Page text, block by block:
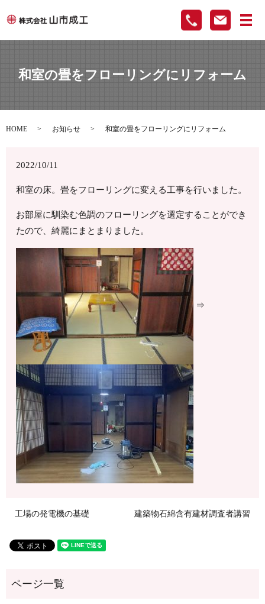
メ
和室の畳をフローリングにリフォーム
HOME お知らせ 和室の畳をフローリングにリフォーム
2022/10/11
和室の床。畳をフローリングに変える工事を行いました。
お部屋に馴染む色調のフローリングを選定することができ
たので、綺麗にまとまりました。
⇒
工場の発電機の基礎 建築物石綿含有建材調査者講習